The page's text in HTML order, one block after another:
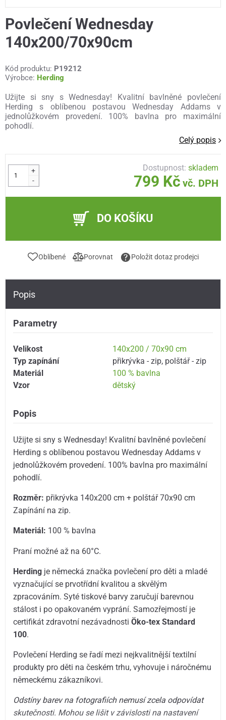
Povlečení Wednesday
140x200/70x90cm
Kód produktu: P19212
Výrobce: Herding
Užijte si sny s Wednesday! Kvalitní bavlněné povlečení
Herding s oblíbenou postavou Wednesday Addams v
jednolůžkovém provedení. 100% bavlna pro maximální
pohodlí.
Celý popis
+
-
Dostupnost:skladem
799 Kč vč. DPH
DO KOŠÍKU
Oblíbené Porovnat Položit dotaz prodejci
Popis
Parametry
Velikost
140x200 / 70x90 cm
Typ zapínání
přikrývka - zip, polštář - zip
Materiál
100 % bavlna
Vzor
dětský
Popis
Užijte si sny s Wednesday! Kvalitní bavlněné povlečení
Herding s oblíbenou postavou Wednesday Addams v
jednolůžkovém provedení. 100% bavlna pro maximální
pohodlí.
Rozměr: přikrývka 140x200 cm + polštář 70x90 cm
Zapínání na zip.
Materiál: 100 % bavlna
Praní možné až na 60°C.
Herding je německá značka povlečení pro děti a mladé
vyznačující se prvotřídní kvalitou a skvělým
zpracováním. Syté tiskové barvy zaručují barevnou
stálost i po opakovaném vyprání. Samozřejmostí je
certifikát zdravotní nezávadnostiÖko-tex Standard
100.
Povlečení Herding se řadí mezi nejkvalitnější textilní
produkty pro děti na českém trhu, vyhovuje i náročnému
německému zákazníkovi.
Odstíny barev na fotografiích nemusí zcela odpovídat
skutečnosti. Mohou se lišit v závislosti na nastavení